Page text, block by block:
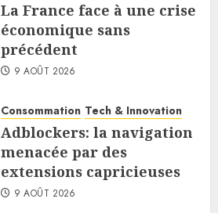
La France face à une crise
économique sans
précédent
9 AOÛT 2026
Consommation Tech & Innovation
Adblockers: la navigation
menacée par des
extensions capricieuses
9 AOÛT 2026